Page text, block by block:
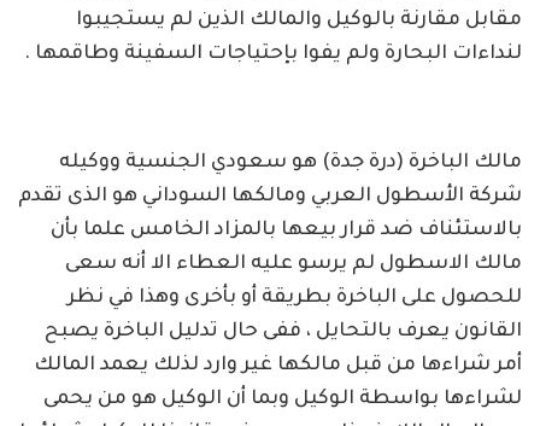
مقابل مقارنة بالوكيل والمالك الذين لم يستجيبوا
لنداءات البحارة ولم يفوا بإحتياجات السفينة وطاقمها .
مالك الباخرة (درة جدة) هو سعودي الجنسية ووكيله
شركة الأسطول العربي ومالكها السوداني هو الذى تقدم
بالاستئناف ضد قرار بيعها بالمزاد الخامس علما بأن
مالك الاسطول لم يرسو عليه العطاء الا أنه سعى
للحصول على الباخرة بطريقة أو بأخرى وهذا في نظر
القانون يعرف بالتحايل ، ففى حال تدليل الباخرة يصبح
أمر شراءها من قبل مالكها غير وارد لذلك يعمد المالك
لشراءها بواسطة الوكيل وبما أن الوكيل هو من يحمى